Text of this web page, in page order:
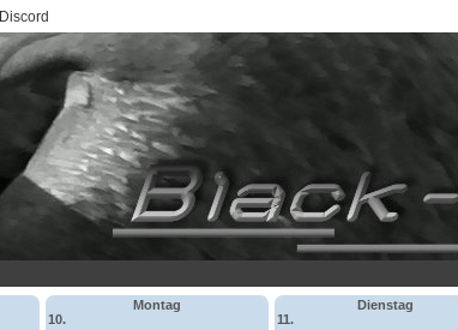
Discord
Montag
10.
Dienstag
11.